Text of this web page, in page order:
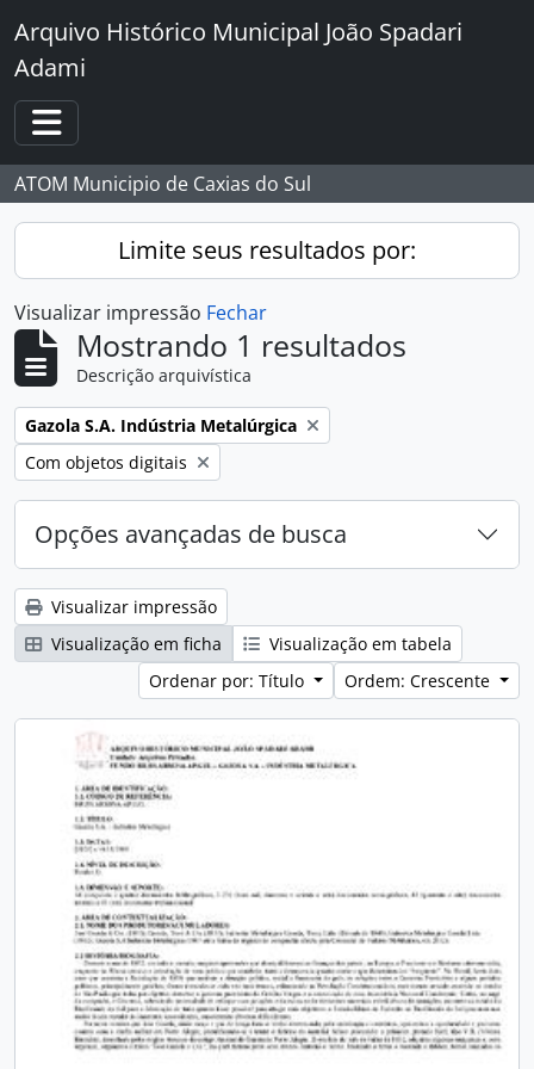
Skip to main content
Arquivo Histórico Municipal João Spadari
Adami
Toggle navigation
ATOM Municipio de Caxias do Sul
Limite seus resultados por:
Visualizar impressão Fechar
Mostrando 1 resultados
Descrição arquivística
Remover filtro:
Gazola S.A. Indústria Metalúrgica
Remover filtro:
Com objetos digitais
Opções avançadas de busca
Visualizar impressão
Visualização em ficha
Visualização em tabela
Ordenar por: Título
Ordem: Crescente